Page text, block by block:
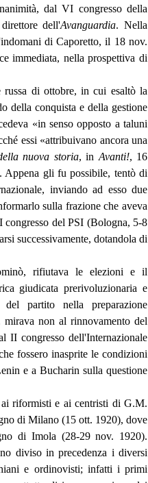
dal VI congresso della
dell'Avanguardia. Nella
di Caporetto, il 18 nov.
immediata, nella prospettiva di
di ottobre, in cui esaltò la
della conquista e della gestione
«in senso opposto a taluni
essi «attribuivano ancora una
nuova storia, in Avanti!, 16
Appena gli fu possibile, tentò di
inviando ad esso due
sulla frazione che aveva
del PSI (Bologna, 5-8
successivamente, dotandola di
rifiutava le elezioni e il
giudicata prerivoluzionaria e
partito nella preparazione
non al rinnovamento del
II congresso dell'Internazionale
fossero inasprite le condizioni
e a Bucharin sulla questione
riformisti e ai centristi di G.M.
di Milano (15 ott. 1920), dove
di Imola (28-29 nov. 1920).
diviso in precedenza i diversi
e ordinovisti; infatti i primi